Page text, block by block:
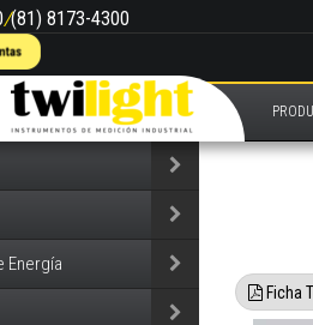
/(81) 8173-4300
Energía
Ficha